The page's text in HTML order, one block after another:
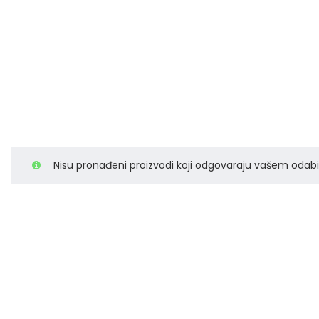
Nisu pronađeni proizvodi koji odgovaraju vašem